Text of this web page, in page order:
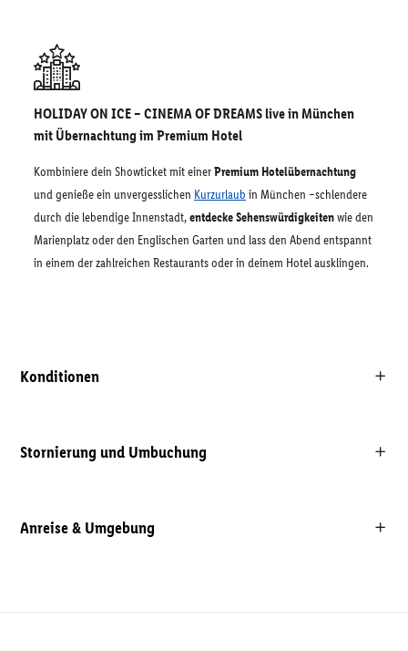
HOLIDAY ON ICE – CINEMA OF DREAMS live in München
mit Übernachtung im Premium Hotel
Kombiniere dein Showticket mit einerPremium Hotelübernachtung
und genieße ein unvergesslichen Kurzurlaub in München –schlendere
durch die lebendige Innenstadt,entdecke Sehenswürdigkeitenwie den
Marienplatz oder den Englischen Garten und lass den Abend entspannt
in einem der zahlreichen Restaurants oder in deinem Hotel ausklingen.
Konditionen
Stornierung und Umbuchung
Anreise & Umgebung